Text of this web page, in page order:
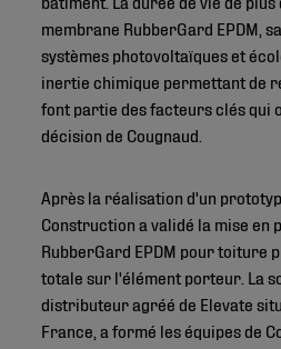
membrane RubberGard EPDM,
systèmes photovoltaïques et
inertie chimique permettant de
font partie des facteurs clés qui
décision de Cougnaud.
Après la réalisation d'un
Construction a validé la mise en
RubberGard EPDM pour toiture
totale sur l'élément porteur. La
distributeur agréé de Elevate
France, a formé les équipes de